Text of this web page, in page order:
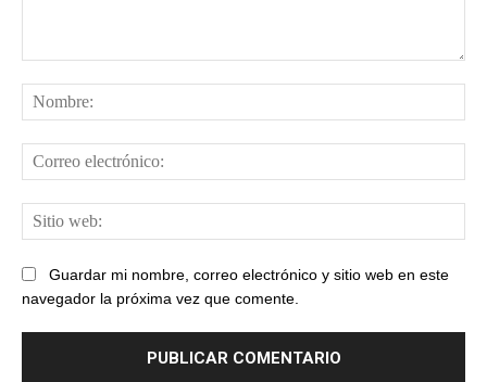
Guardar mi nombre, correo electrónico y sitio web en este
navegador la próxima vez que comente.